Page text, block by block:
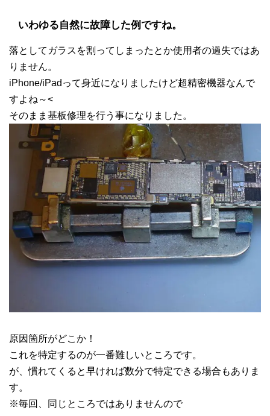
いわゆる自然に故障した例ですね。
落としてガラスを割ってしまったとか使用者の過失ではあ
りません。
iPhone/iPadって身近になりましたけど超精密機器なんで
すよね～<
そのまま基板修理を行う事になりました。
原因箇所がどこか！
これを特定するのが一番難しいところです。
が、慣れてくると早ければ数分で特定できる場合もありま
す。
※毎回、同じところではありませんので